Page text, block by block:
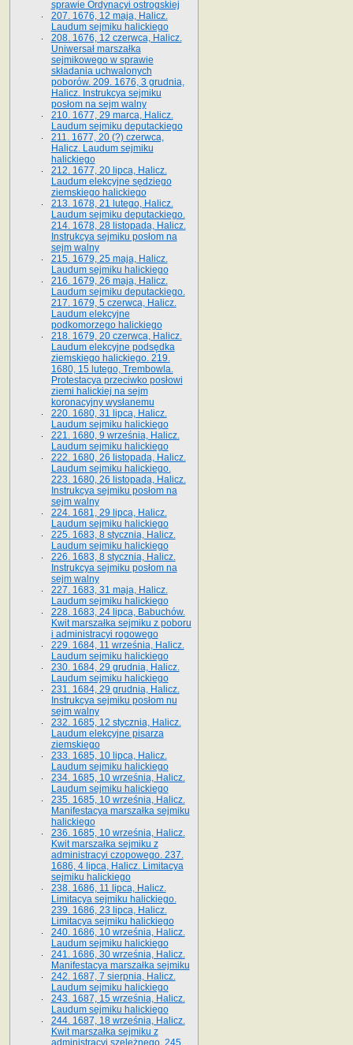
sprawie Ordynacyi ostrogskiej
207. 1676, 12 maja, Halicz.
Laudum sejmiku halickiego
208. 1676, 12 czerwca, Halicz.
Uniwersał marszałka
sejmikowego w sprawie
składania uchwalonych
poborów. 209. 1676, 3 grudnia,
Halicz. Instrukcya sejmiku
posłom na sejm walny
210. 1677, 29 marca, Halicz.
Laudum sejmiku deputackiego
211. 1677, 20 (?) czerwca,
Halicz. Laudum sejmiku
halickiego
212. 1677, 20 lipca, Halicz.
Laudum elekcyjne sędziego
ziemskiego halickiego
213. 1678, 21 lutego, Halicz.
Laudum sejmiku deputackiego.
214. 1678, 28 listopada, Halicz.
Instrukcya sejmiku posłom na
sejm walny
215. 1679, 25 maja, Halicz.
Laudum sejmiku halickiego
216. 1679, 26 maja, Halicz.
Laudum sejmiku deputackiego.
217. 1679, 5 czerwca, Halicz.
Laudum elekcyjne
podkomorzego halickiego
218. 1679, 20 czerwca, Halicz.
Laudum elekcyjne podsędka
ziemskiego halickiego. 219.
1680, 15 lutego, Trembowla.
Protestacya przeciwko posłowi
ziemi halickiej na sejm
koronacyjny wysłanemu
220. 1680, 31 lipca, Halicz.
Laudum sejmiku halickiego
221. 1680, 9 września, Halicz.
Laudum sejmiku halickiego
222. 1680, 26 listopada, Halicz.
Laudum sejmiku halickiego.
223. 1680, 26 listopada, Halicz.
Instrukcya sejmiku posłom na
sejm walny
224. 1681, 29 lipca, Halicz.
Laudum sejmiku halickiego
225. 1683, 8 stycznia, Halicz.
Laudum sejmiku halickiego
226. 1683, 8 stycznia, Halicz.
Instrukcya sejmiku posłom na
sejm walny
227. 1683, 31 maja, Halicz.
Laudum sejmiku halickiego
228. 1683, 24 lipca, Babuchów.
Kwit marszałka sejmiku z poboru
i administracyi rogowego
229. 1684, 11 września, Halicz.
Laudum sejmiku halickiego
230. 1684, 29 grudnia, Halicz.
Laudum sejmiku halickiego
231. 1684, 29 grudnia, Halicz.
Instrukcya sejmiku posłom nu
sejm walny
232. 1685, 12 stycznia, Halicz.
Laudum elekcyjne pisarza
ziemskiego
233. 1685, 10 lipca, Halicz.
Laudum sejmiku halickiego
234. 1685, 10 września, Halicz.
Laudum sejmiku halickiego
235. 1685, 10 września, Halicz.
Manifestacya marszałka sejmiku
halickiego
236. 1685, 10 września, Halicz.
Kwit marszałka sejmiku z
administracyi czopowego. 237.
1686, 4 lipca, Halicz. Limitacya
sejmiku halickiego
238. 1686, 11 lipca, Halicz.
Limitacya sejmiku halickiego.
239. 1686, 23 lipca, Halicz.
Limitacya sejmiku halickiego
240. 1686, 10 września, Halicz.
Laudum sejmiku halickiego
241. 1686, 30 września, Halicz.
Manifestacya marszałka sejmiku
242. 1687, 7 sierpnia, Halicz.
Laudum sejmiku halickiego
243. 1687, 15 września, Halicz.
Laudum sejmiku halickiego
244. 1687, 18 września, Halicz.
Kwit marszałka sejmiku z
administracyi szelężnego. 245.